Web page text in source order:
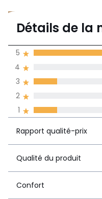
1
2
3
4
5
Détails de la
1
2
3
4
5
Rapport qualité-prix
Qualité du produit
Confort